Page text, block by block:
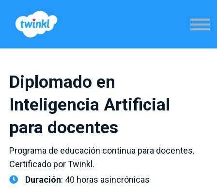
Diplomado en
Inteligencia Artificial
para docentes
Programa de educación continua para docentes.
Certificado por Twinkl.
Duración: 40 horas asincrónicas